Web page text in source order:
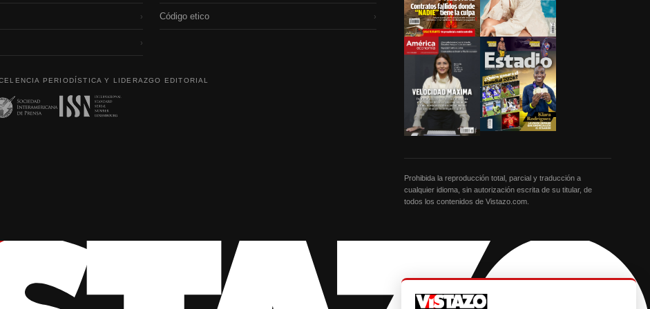
›
›
Código etico ›
PERIODÍSTICA Y LIDERAZGO EDITORIAL
Prohibida la reproducción total, parcial y traducción a
cualquier idioma, sin autorización escrita de su titular, de
todos los contenidos de Vistazo.com.